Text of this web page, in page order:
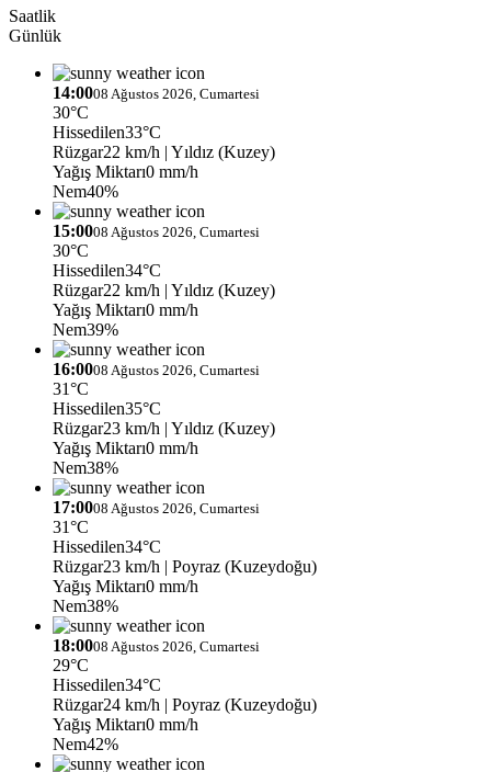
Saatlik
Günlük
14:0008 Ağustos 2026, Cumartesi
30°C
Hissedilen33°C
Rüzgar22 km/h | Yıldız (Kuzey)
Yağış Miktarı0 mm/h
Nem40%
15:0008 Ağustos 2026, Cumartesi
30°C
Hissedilen34°C
Rüzgar22 km/h | Yıldız (Kuzey)
Yağış Miktarı0 mm/h
Nem39%
16:0008 Ağustos 2026, Cumartesi
31°C
Hissedilen35°C
Rüzgar23 km/h | Yıldız (Kuzey)
Yağış Miktarı0 mm/h
Nem38%
17:0008 Ağustos 2026, Cumartesi
31°C
Hissedilen34°C
Rüzgar23 km/h | Poyraz (Kuzeydoğu)
Yağış Miktarı0 mm/h
Nem38%
18:0008 Ağustos 2026, Cumartesi
29°C
Hissedilen34°C
Rüzgar24 km/h | Poyraz (Kuzeydoğu)
Yağış Miktarı0 mm/h
Nem42%